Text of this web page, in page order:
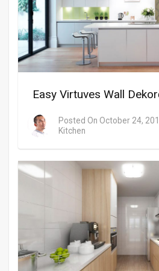
Easy Virtuves Wall
Posted On October 24,
Kitchen